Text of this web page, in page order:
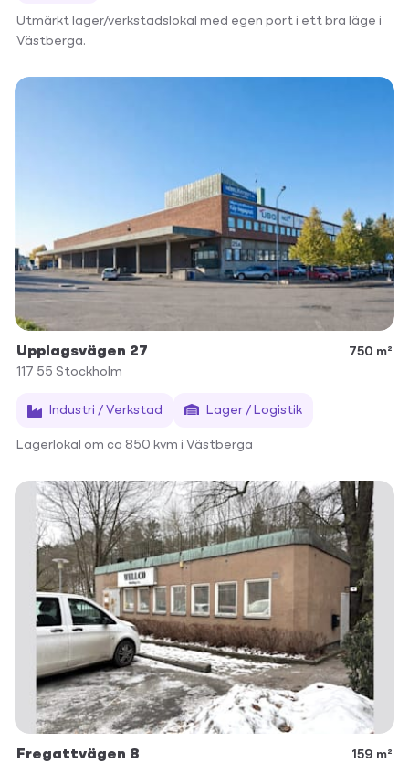
Utmärkt lager/verkstadslokal med egen port i ett bra läge i
Västberga.
Upplagsvägen 27
750 m²
117 55 Stockholm
Industri / Verkstad Lager / Logistik
Lagerlokal om ca 850 kvm i Västberga
Fregattvägen 8
159 m²